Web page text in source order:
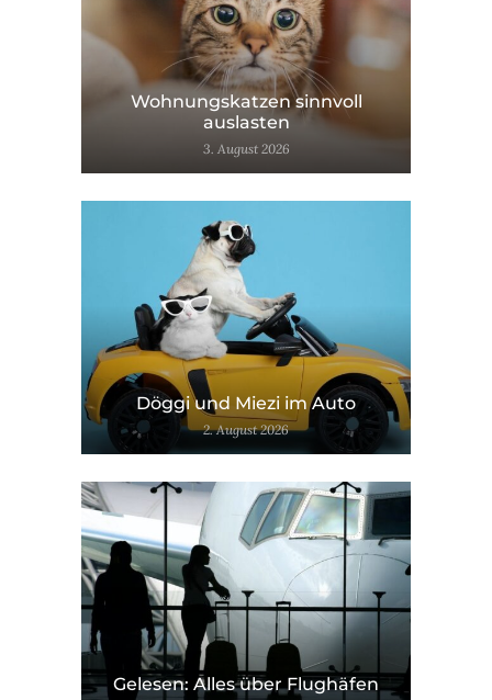
Wohnungskatzen sinnvoll
auslasten
3. August 2026
Döggi und Miezi im Auto
2. August 2026
Gelesen: Alles über Flughäfen